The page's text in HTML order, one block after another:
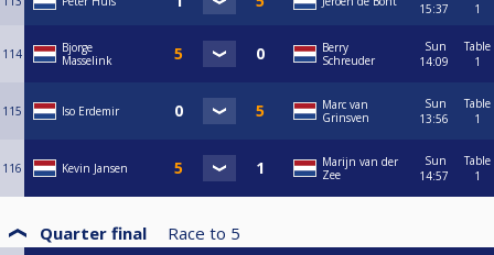
15:37
1
114
Bjorge
Masselink
Berry
Schreuder
Sun
14:09
Table
1
115 Iso Erdemir
Marc van
Grinsven
Sun
13:56
Table
1
116 Kevin Jansen
Marijn van der
Zee
Sun
14:57
Table
1
Quarter final Race to 5